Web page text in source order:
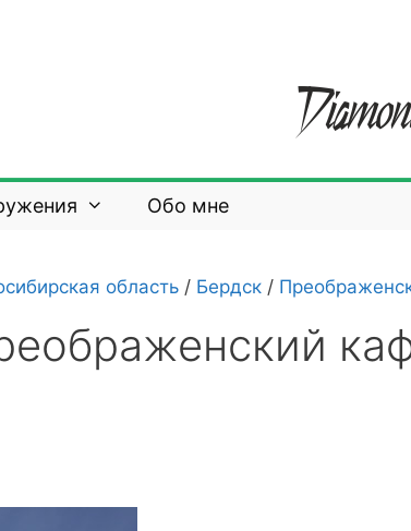
Обо мне
область / Бердск /